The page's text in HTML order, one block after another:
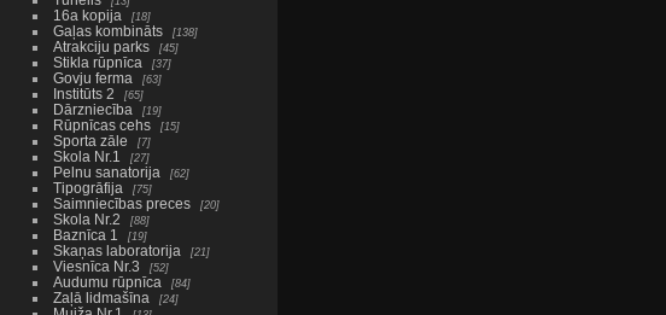
16a kopija 18
Gaļas kombināts 138
Atrakciju parks 45
Stikla rūpnīca 37
Govju ferma 63
Institūts 2 65
Dārzniecība 19
Rūpnīcas cehs 15
Sporta zāle 7
Skola Nr.1 27
Pelnu sanatorija 62
Tipogrāfija 75
Saimniecības preces 20
Skola Nr.2 88
Baznīca 1 19
Skaņas laboratorija 21
Viesnīca Nr.3 52
Audumu rūpnīca 84
Zaļā lidmašīna 24